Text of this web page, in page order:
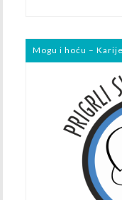
Mogu i hoću –